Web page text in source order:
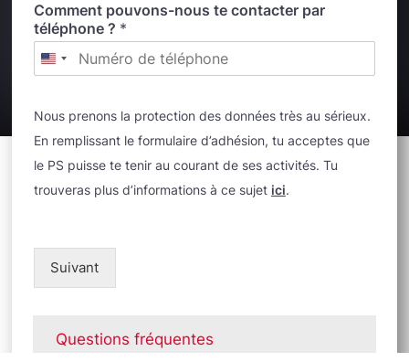
Comment pouvons-nous te contacter par
téléphone ? *
Nous prenons la protection des données très au sérieux.
En remplissant le formulaire d’adhésion, tu acceptes que
le PS puisse te tenir au courant de ses activités. Tu
trouveras plus d’informations à ce sujet ici.
Suivant
Questions fréquentes